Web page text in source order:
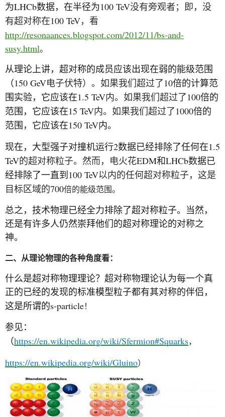
为LHCb数据，在半径为100 TeV没有旁观者；即，没
有超对称在100 TeV，看
http://resonaances.blogspot.com/2012/11/bs-and-
susy.html。
从理论上讲，超对称的成员应该出现在弱的能级范围
（ 150 GeV电子伏特）。如果我们超过了 10倍的计算范
围实验，它应该在1.5 TeV内。如果我们超过了 100倍的
范围，它应该在15 TeV内。如果我们超过了 1000倍的
范围，它应该在150 TeV内。
现在，大型强子对撞机运行2数据已经排除了任何在1.5
TeV的超对称粒子。然而，电火花EDM和LHCb数据已
经排除了一直到 100 TeV以内的任何超对称粒子，这是
目标区域的700倍的能级范围。
总之，技术物理已经全力排除了超对称粒子。当然，
还是有许多人仍然崇拜他们的超对称理论的对称之
神。
二、从理论物理的各种角度看：
什么是超对称物理理论？超对称物理论认为每一个真
正的已经的发现的标准模型粒子都有其对称的伴侣，
这是所谓的s-particle！
参见：
（https://en.wikipedia.org/wiki/Sfermion#Squarks，
https://en.wikipedia.org/wiki/Gluino）